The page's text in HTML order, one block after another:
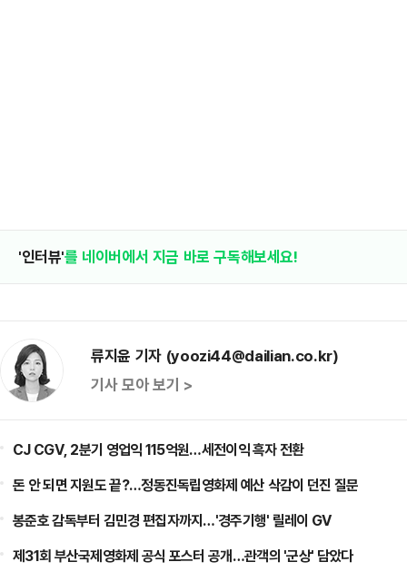
'인터뷰'를 네이버에서 지금 바로 구독해보세요!
류지윤 기자 (yoozi44@dailian.co.kr)
기사 모아 보기 >
CJ CGV, 2분기 영업익 115억원…세전이익 흑자 전환
돈 안 되면 지원도 끝?…정동진독립영화제 예산 삭감이 던진 질문
봉준호 감독부터 김민경 편집자까지…'경주기행' 릴레이 GV
제31회 부산국제영화제 공식 포스터 공개…관객의 '군상' 담았다